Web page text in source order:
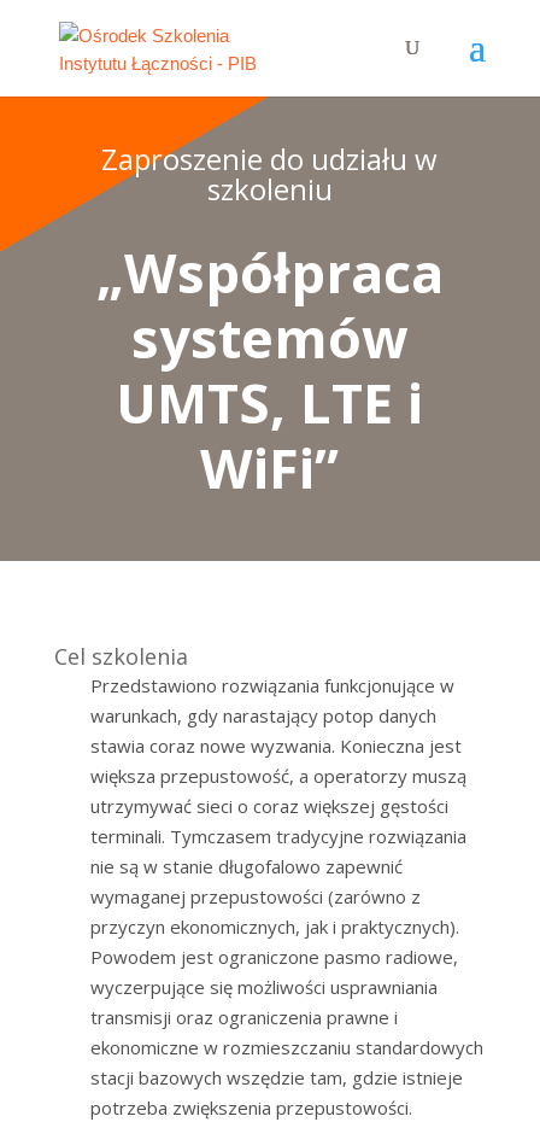
Zaproszenie do udziału w
szkoleniu
„Współpraca
systemów
UMTS, LTE i
WiFi”
Cel szkolenia
Przedstawiono rozwiązania funkcjonujące w
warunkach, gdy narastający potop danych
stawia coraz nowe wyzwania. Konieczna jest
większa przepustowość, a operatorzy muszą
utrzymywać sieci o coraz większej gęstości
terminali. Tymczasem tradycyjne rozwiązania
nie są w stanie długofalowo zapewnić
wymaganej przepustowości (zarówno z
przyczyn ekonomicznych, jak i praktycznych).
Powodem jest ograniczone pasmo radiowe,
wyczerpujące się możliwości usprawniania
transmisji oraz ograniczenia prawne i
ekonomiczne w rozmieszczaniu standardowych
stacji bazowych wszędzie tam, gdzie istnieje
potrzeba zwiększenia przepustowości.